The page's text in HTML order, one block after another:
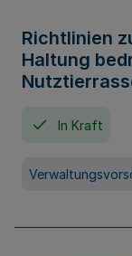
Richtlinien
Haltung
In Kraft